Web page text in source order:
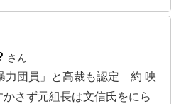
さん
力団員」と高裁も認定 約 映
さず元組長は文信氏をにら